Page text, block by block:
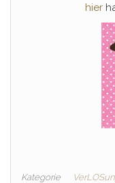
hier
Kategorie